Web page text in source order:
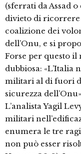
(sferrati da Assad
divieto di
coalizione dei
dell’Onu, e si
Forse per questo
dubbiosa:
militari al di fuori
sicurezza
L’analista Yagil
militari
enumera le tre
non può esser